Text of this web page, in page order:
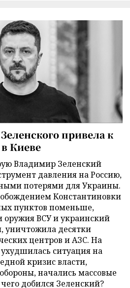
привела к
Киеве
Владимир Зеленский
давления на Россию,
потерями для Украины.
Константиновки
пунктов поменьше,
оружия ВСУ и украинский
уничтожила десятки
центров и АЗС. На
ситуация на
кризис власти,
начались массовые
добился Зеленский?